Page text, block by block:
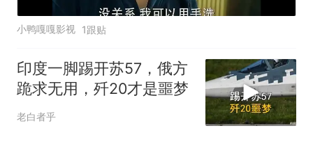
小鸭嘎嘎影视 1跟贴
印度一脚踢开苏57，俄方
跪求无用，歼20才是噩梦
老白者乎